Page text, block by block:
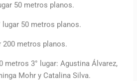
50 metros planos.
50 metros planos.
200 metros planos.
metros 3° lugar: Agustina Álvarez,
Mohr y Catalina Silva.